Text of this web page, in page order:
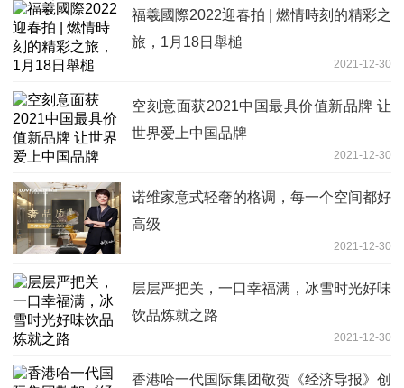
福羲國際2022迎春拍 | 燃情時刻的精彩之
旅，1月18日舉槌
2021-12-30
空刻意面获2021中国最具价值新品牌 让
世界爱上中国品牌
2021-12-30
诺维家意式轻奢的格调，每一个空间都好
高级
2021-12-30
层层严把关，一口幸福满，冰雪时光好味
饮品炼就之路
2021-12-30
香港哈一代国际集团敬贺《经济导报》创